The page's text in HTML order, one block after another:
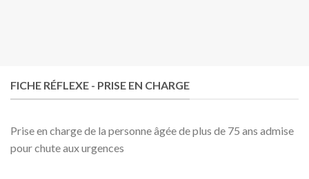
FICHE RÉFLEXE - PRISE EN CHARGE
Prise en charge de la personne âgée de plus de 75 ans admise
pour chute aux urgences